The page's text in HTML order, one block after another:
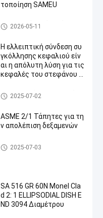
τοποίηση SAMEU
ελλειπτικό κεφάλι πιάτων
2026-05-11
Η ελλειπτική σύνδεση συ
γκόλλησης κεφαλιού είν
αι η απόλυτη λύση για τις
κεφαλές του στεφάνου κ
Dished κεφάλια δεξαμενών
2025-07-02
ASME 2/1 Τάπητες για τη
ν απολέπιση δεξαμενών
Ημιελλειπτική κεφαλή
2025-07-03
SA 516 GR 60N Monel Cla
d 2: 1 ELLIPSODIAL DISH E
ND 3094 Διαμέτρου